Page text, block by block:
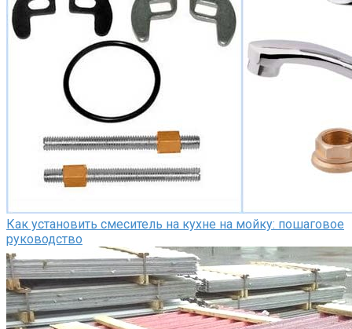
Как установить смеситель на кухне на мойку: пошаговое
руководство